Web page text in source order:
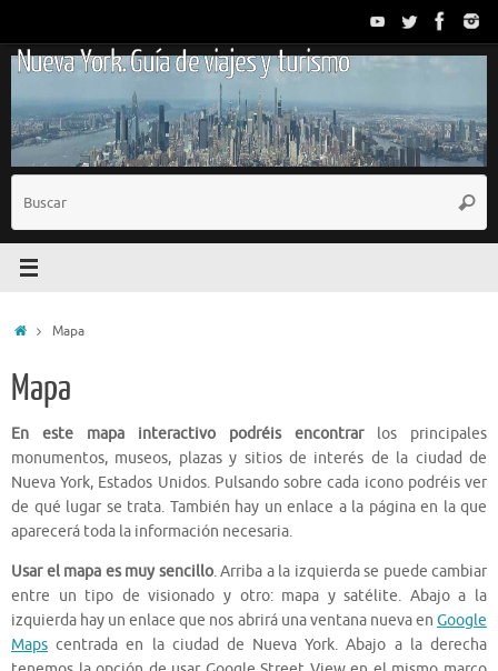
contenido
Nueva York. Guía de viajes y turismo
InicioMapa
Mapa
En este mapa interactivo podréis encontrarlos principales
monumentos, museos, plazas y sitios de interés de la ciudad de
Nueva York, Estados Unidos. Pulsando sobre cada icono podréis ver
de qué lugar se trata. También hay un enlace a la página en la que
aparecerá toda la información necesaria.
Usar el mapa es muy sencillo. Arriba a la izquierda se puede cambiar
entre un tipo de visionado y otro: mapa y satélite. Abajo a la
izquierda hay un enlace que nos abrirá una ventana nueva en Google
Maps centrada en la ciudad de Nueva York. Abajo a la derecha